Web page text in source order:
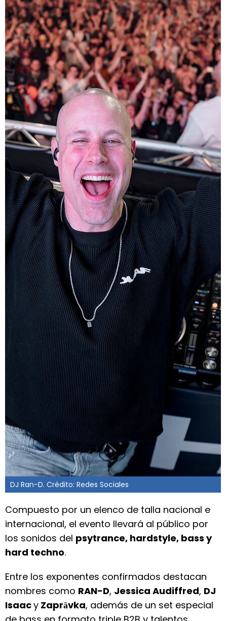
DJ Ran-D. Crédito: Redes Sociales
Compuesto por un elenco de talla nacional e
internacional, el evento llevará al público por
los sonidos del psytrance, hardstyle, bass y
hard techno.
Entre los exponentes confirmados destacan
nombres como RAN-D, Jessica Audiffred, DJ
Isaacy Zaprāvka, además de un set especial